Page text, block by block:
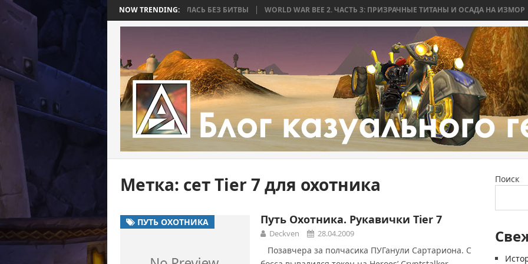
NOW TRENDING:
BEE 2. ЧАСТЬ 4: ВОЙНА, КОТОРАЯ ЗАКОНЧИЛАСЬ БЕЗ БИТВЫ WORLD WAR BEE 2. ЧАСТЬ 3: ПРИЗРАЧНЫЕ ТИТАНЫ И ОСАДА НА ИЗМОР
Метка: сет Tier 7 для охотника
ПУТЬ ОХОТНИКА Путь Охотника. Рукавички Tier 7
Deckven 28.04.2009
Позавчера за полчасика ПУГанули Сартариона. С
Поиск